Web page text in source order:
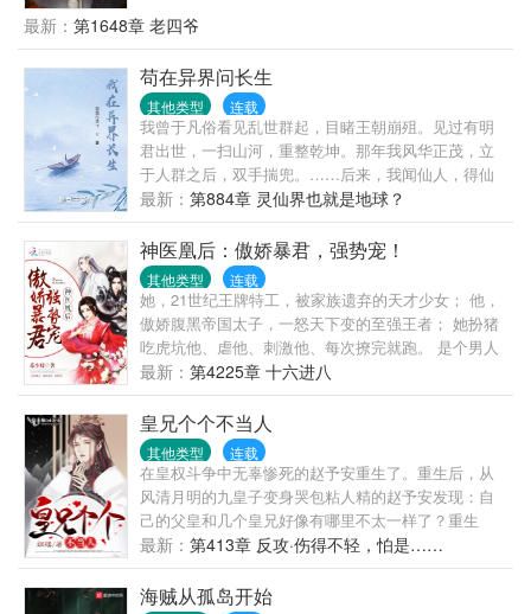
画风不同，慎入4、作者原号【发呆的樱桃子】，因为
关注微博【晋江-骑鲸南去】
最新： 第1648章 老四爷
苟在异界问长生
其他类型 连载
我曾于凡俗看见乱世群起，目睹王朝崩殂。见过有明
君出世，一扫山河，重整乾坤。那年我风华正茂，立
于人群之后，双手揣兜。……后来，我闻仙人，得仙
法，踏仙路。修仙路上，我步履蹒跚。曾听闻，一位
位天才，惊才艳艳！领一时风骚！而我，恰凡俗当
年，不过人群之中一路人甲尔。大道无情。岁月悠
悠，红颜易老；时光如梭，世事沧桑。再后来，我终
究是一步一步一步一步……修成了仙。求道路上。有
人说，长生如幻梦，不过一场空！有人说，我辈修
士，当砥砺前行！有人说，一万年太久，他只争朝
夕！啊对对对。——苟道仙君顾长生《仙君回忆录》
节选！…………【苟道，长生，凡人流，杀伐果断。
时间跨度可能会很长，也许多女主】
最新： 第884章 灵仙界也就是地球？
神医凰后：傲娇暴君，强势宠！
其他类型 连载
她，21世纪王牌特工，被家族遗弃的天才少女； 他，
傲娇腹黑帝国太子，一怒天下变的至强王者； 她扮猪
吃虎坑他、虐他、刺激他、每次撩完就跑。 是个男人
就忍不了！ 他只能猎捕她，宠溺她，诱惑她为他倾
心，谁知最先动心的人却变成了他。 君临天下的少
年，凤舞江山的少女，一场棋逢对手、势均力敌的爱
情追逐战，一群热血少年成长的奇幻故事。
最新： 第4225章 十六进八
皇兄个个不当人
其他类型 连载
在皇权斗争中无辜惨死的赵予安重生了。重生后，从
风清月明的九皇子变身哭包粘人精的赵予安发现：自
己的父皇和几个皇兄好像有哪里不太一样了？重生
前，大昭帝：“九皇子？朕记得，不过就是个宫女生的
孩子罢了！”重生后，大昭帝：“朕的皇子，你且动一下
试试！...
最新： 第413章 反攻·伤得不轻，怕是……
海贼从孤岛开始